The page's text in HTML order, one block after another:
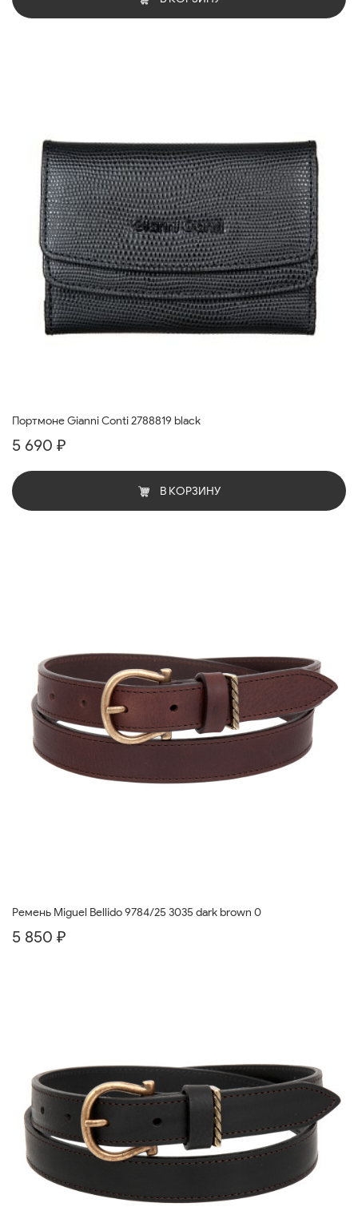
Портмоне Gianni Conti 2788819 black
5 690 ₽
В КОРЗИНУ
Ремень Miguel Bellido 9784/25 3035 dark brown 0
5 850 ₽